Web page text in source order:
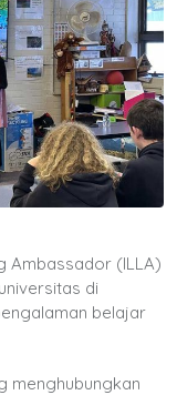
Ambassador (ILLA)
di
belajar
menghubungkan